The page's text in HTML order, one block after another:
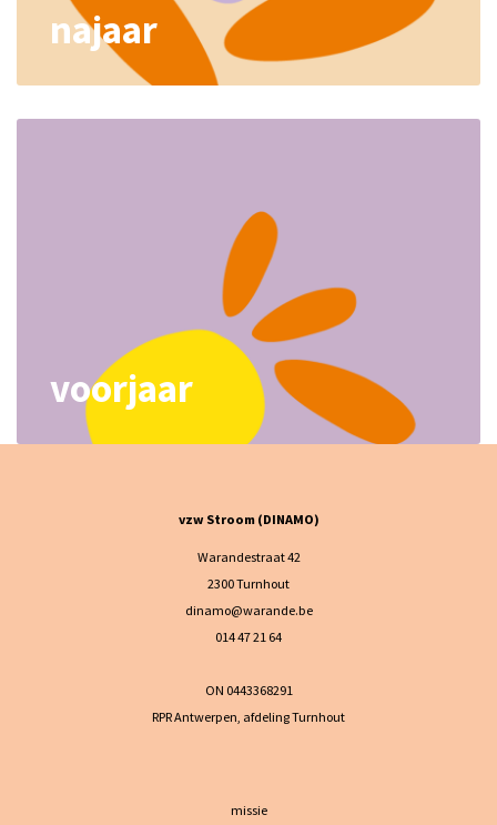
najaar
voorjaar
vzw Stroom (DINAMO)
Warandestraat 42
2300 Turnhout
dinamo@warande.be
014 47 21 64
ON 0443368291
RPR Antwerpen, afdeling Turnhout
missie